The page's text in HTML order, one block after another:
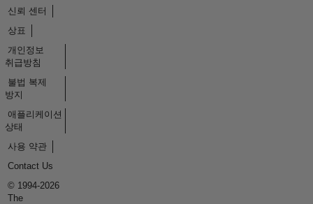
신뢰 센터
상표
개인정보
취급방침
불법 복제
방지
애플리케이션
상태
사용 약관
Contact Us
© 1994-2026
The